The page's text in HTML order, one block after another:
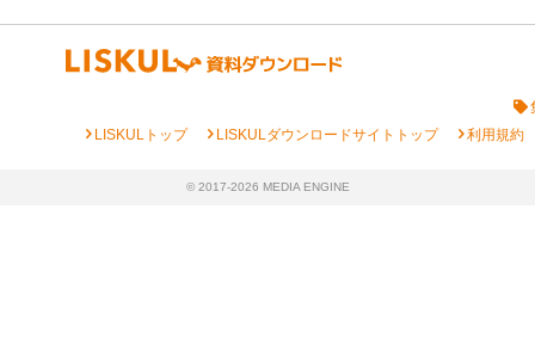
chevron_rightLISKULトップ chevron_rightLISKULダウンロードサイトトップ chevron_right利用規約
© 2017-2026 MEDIA ENGINE